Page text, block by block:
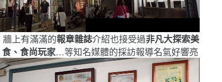
牆上有滿滿的報章雜誌介紹也接受過非凡大探索美
食、食尚玩家…等知名媒體的採訪報導名氣好響亮